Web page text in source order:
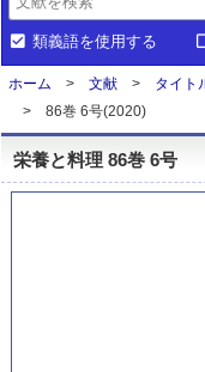
類義語を使用する
ホーム 文献 タイト
86巻 6号(2020)
栄養と料理 86巻 6号